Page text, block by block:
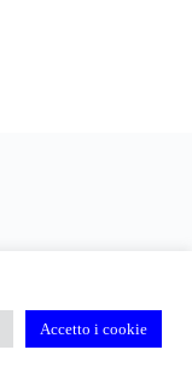
Accetto i cookie